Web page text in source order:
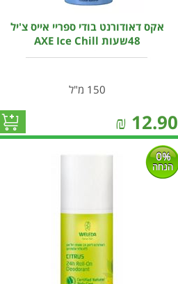
אקס דאודורנט בודי ספריי אייס צ'יל
48שעות AXE Ice Chill
150 מ"ל
12.90
₪
0%
הנחה